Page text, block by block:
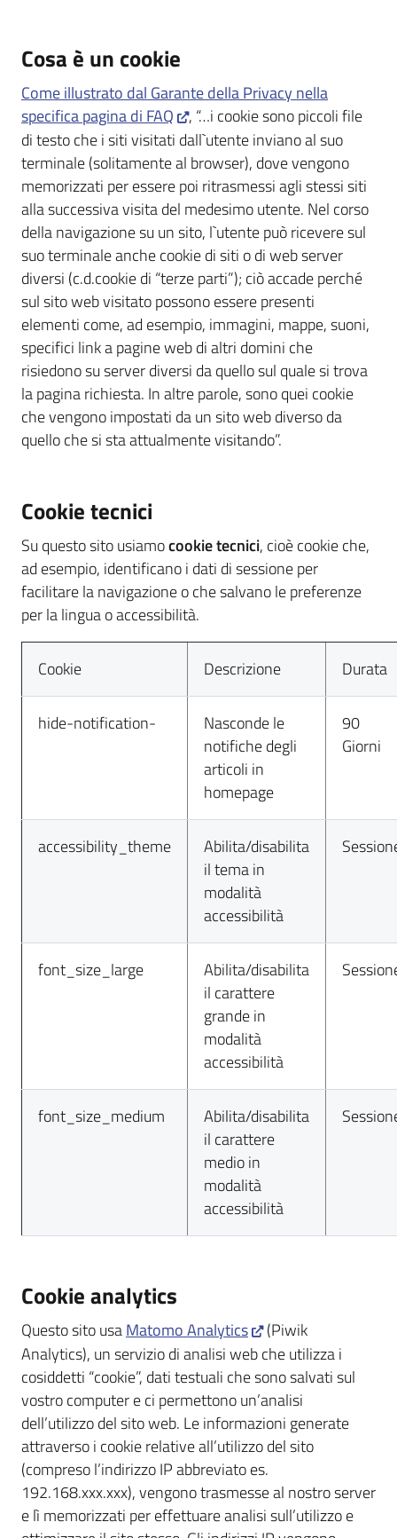
Cosa è un cookie
Come illustrato dal Garante della Privacy nella
specifica pagina di FAQ
, “…i cookie sono piccoli file
di testo che i siti visitati dall`utente inviano al suo
terminale (solitamente al browser), dove vengono
memorizzati per essere poi ritrasmessi agli stessi siti
alla successiva visita del medesimo utente. Nel corso
della navigazione su un sito, l`utente può ricevere sul
suo terminale anche cookie di siti o di web server
diversi (c.d.cookie di “terze parti”); ciò accade perché
sul sito web visitato possono essere presenti
elementi come, ad esempio, immagini, mappe, suoni,
specifici link a pagine web di altri domini che
risiedono su server diversi da quello sul quale si trova
la pagina richiesta. In altre parole, sono quei cookie
che vengono impostati da un sito web diverso da
quello che si sta attualmente visitando”.
Cookie tecnici
Su questo sito usiamocookie tecnici, cioè cookie che,
ad esempio, identificano i dati di sessione per
facilitare la navigazione o che salvano le preferenze
per la lingua o accessibilità.
Cookie Descrizione Durata
hide-notification-
Nasconde le
notifiche degli
articoli in
homepage
90
Giorni
accessibility_theme
Abilita/disabilita
il tema in
modalità
accessibilità
font_size_large
Abilita/disabilita
il carattere
grande in
modalità
accessibilità
font_size_medium
Abilita/disabilita
il carattere
medio in
modalità
accessibilità
Cookie analytics
Questo sito usaMatomo Analytics
(Piwik
Analytics), un servizio di analisi web che utilizza i
cosiddetti “cookie”, dati testuali che sono salvati sul
vostro computer e ci permettono un’analisi
dell’utilizzo del sito web. Le informazioni generate
attraverso i cookie relative all’utilizzo del sito
(compreso l’indirizzo IP abbreviato es.
192.168.xxx.xxx), vengono trasmesse al nostro server
e lì memorizzati per effettuare analisi sull’utilizzo e